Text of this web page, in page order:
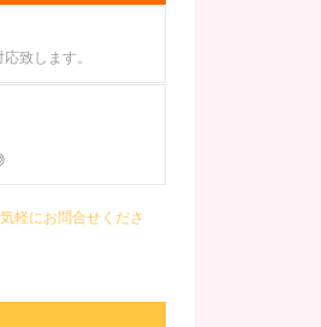
致します。
軽にお問合せくださ